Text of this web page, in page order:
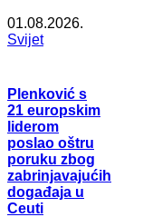
01.08.2026.
Svijet
Plenković s
21 europskim
liderom
poslao oštru
poruku zbog
zabrinjavajućih
događaja u
Ceuti